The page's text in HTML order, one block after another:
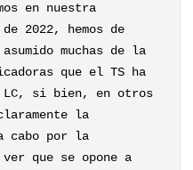
en nuestra
2022, hemos de
muchas de la
que el TS ha
LC, si bien, en otros
la
cabo por la
que se opone a